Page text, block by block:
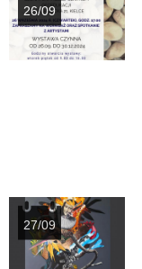
26/09
27/09